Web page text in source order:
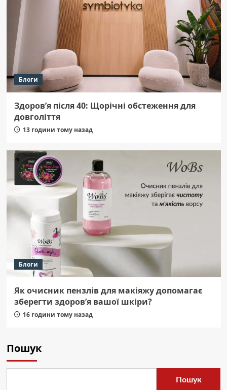
Блоги
Здоров’я після 40: Щорічні обстеження для
довголіття
13 години тому назад
Блоги
Як очисник пензлів для макіяжу допомагає
зберегти здоров’я вашої шкіри?
16 години тому назад
Пошук
Пошук